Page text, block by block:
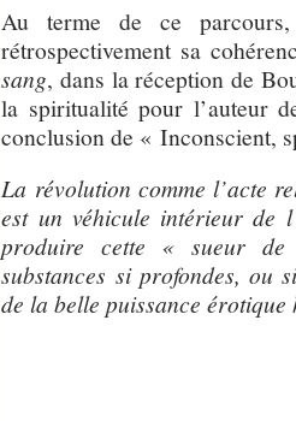
Au terme de ce parcours,
rétrospectivement sa
sang, dans la réception de
la spiritualité pour l’auteur
conclusion de « Inconscient,
La révolution comme l’acte
est un véhicule intérieur de
produire cette « sueur de
substances si profondes, ou
de la belle puissance érotique